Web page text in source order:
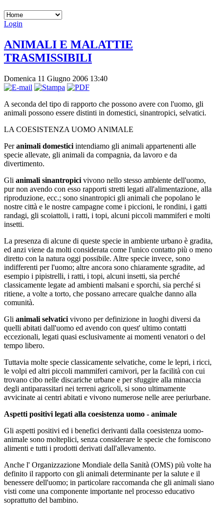
Login
ANIMALI E MALATTIE
TRASMISSIBILI
Domenica 11 Giugno 2006 13:40
A seconda del tipo di rapporto che possono avere con l'uomo, gli
animali possono essere distinti in domestici, sinantropici, selvatici.
LA COESISTENZA UOMO ANlMALE
Peranimali domestici intendiamo gli animali appartenenti alle
specie allevate, gli animali da compagnia, da lavoro e da
divertimento.
Gli animali sinantropici vivono nello stesso ambiente dell'uomo,
pur non avendo con esso rapporti stretti legati all'alimentazione, alla
riproduzione, ecc.; sono sinantropici gli animali che popolano le
nostre città e le nostre campagne come i piccioni, le rondini, i gatti
randagi, gli scoiattoli, i ratti, i topi, alcuni piccoli mammiferi e molti
insetti.
La presenza di alcune di queste specie in ambiente urbano è gradita,
ed anzi viene da molti considerata come l'unico contatto più o meno
diretto con la natura oggi possibile. Altre specie invece, sono
indifferenti per l'uomo; altre ancora sono chiaramente sgradite, ad
esempio i pipistrelli, i ratti, i topi, alcuni insetti, sia perché
classicamente legate ad ambienti malsani e sporchi, sia perché si
ritiene, a volte a torto, che possano arrecare qualche danno alla
comunità.
Gli animali selvatici vivono per definizione in luoghi diversi da
quelli abitati dall'uomo ed avendo con quest' ultimo contatti
eccezionali, legati quasi esclusivamente ai momenti venatori o del
tempo libero.
Tuttavia molte specie classicamente selvatiche, come le lepri, i ricci,
le volpi ed altri piccoli mammiferi carnivori, per la facilità con cui
trovano cibo nelle discariche urbane e per sfuggire alla minaccia
degli antiparassitari nei terreni agricoli, si sono ultimamente
avvicinate ai centri abitati e vivono numerose nelle aree periurbane.
Aspetti positivi legati alla coesistenza uomo - animale
Gli aspetti positivi ed i benefici derivanti dalla coesistenza uomo-
animale sono molteplici, senza considerare le specie che forniscono
alimenti e tutti i prodotti derivati dall'allevamento.
Anche l' Organizzazione Mondiale della Sanità (OMS) più volte ha
definito il rapporto con gli animali determinante per la salute e il
benessere dell'uomo; in particolare raccomanda che gli animali siano
visti come una componente importante nel processo educativo
soprattutto del bambino.